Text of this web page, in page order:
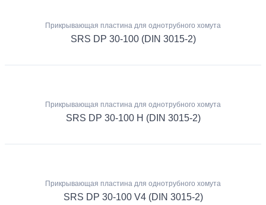
Прикрывающая пластина для однотрубного хомута
SRS DP 30-100 (DIN 3015-2)
Прикрывающая пластина для однотрубного хомута
SRS DP 30-100 H (DIN 3015-2)
Прикрывающая пластина для однотрубного хомута
SRS DP 30-100 V4 (DIN 3015-2)